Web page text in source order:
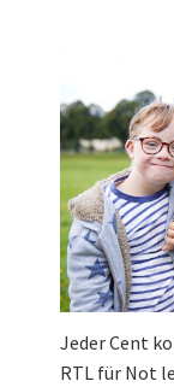
Jeder Cent
RTL für Not